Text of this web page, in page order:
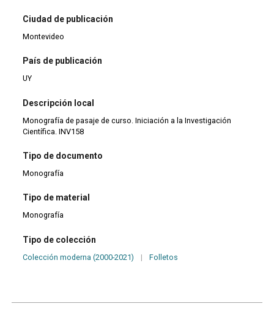
Ciudad de publicación
Montevideo
País de publicación
UY
Descripción local
Monografía de pasaje de curso. Iniciación a la Investigación
Científica. INV158
Tipo de documento
Monografía
Tipo de material
Monografía
Tipo de colección
Colección moderna (2000-2021) | Folletos